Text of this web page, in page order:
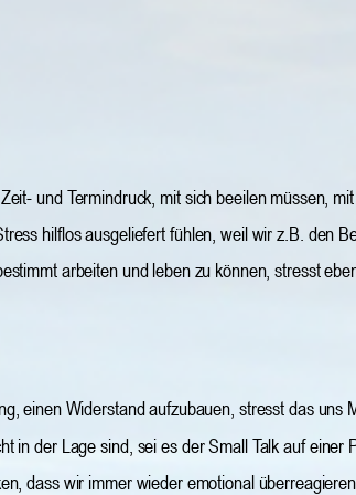
und Termindruck, mit sich beeilen müssen,
hilflos ausgeliefert fühlen, weil wir z.B. den
arbeiten und leben zu können, stresst
einen Widerstand aufzubauen, stresst das
der Lage sind, sei es der Small Talk auf einer
dass wir immer wieder emotional